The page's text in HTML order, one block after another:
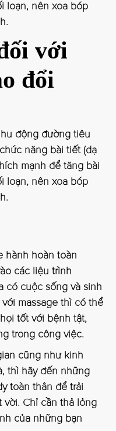
loạn, nên xoa bóp
với
đổi
động đường tiêu
năng bài tiết (dạ
mạnh để tăng bài
loạn, nên xoa bóp
hành hoàn toàn
các liệu trình
có cuộc sống và sinh
massage thì có thể
tốt với bệnh tật,
trong công việc.
cũng như kinh
thì hãy đến những
toàn thân để trải
vời. Chỉ cần thả lỏng
của những bạn